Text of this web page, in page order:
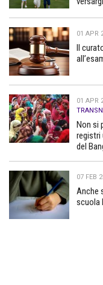
01 APR
Il
01 APR
Non si
registri
del
07 FEB
Anche
scuola